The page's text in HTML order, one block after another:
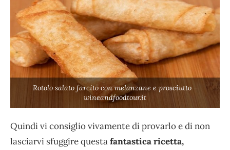
Rotolo salato farcito con melanzane e prosciutto –
wineandfoodtour.it
Quindi vi consiglio vivamente di provarlo e di non
lasciarvi sfuggire questafantastica ricetta,